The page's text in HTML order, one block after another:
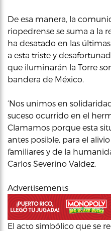
De esa manera, la
riopedrense se suma a la
ha desatado en las
a esta triste y
que iluminarán la Torre
bandera de México.
‘Nos unimos en
suceso ocurrido en el
Clamamos porque esta
antes posible, para el
familiares y de la
Carlos Severino Valdez.
Advertisements
El acto simbólico que se